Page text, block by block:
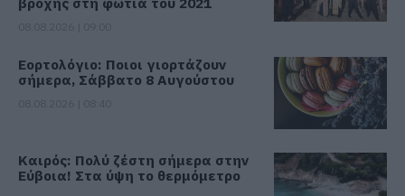
Εορτολόγιο: Ποιοι γιορτάζουν
σήμερα, Σάββατο 8 Αυγούστου
Καιρός: Πολύ ζέστη σήμερα στην
Εύβοια! Στα ύψη το θερμόμετρο